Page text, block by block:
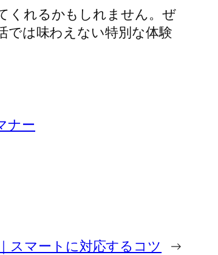
くれるかもしれません。ぜ
では味わえない特別な体験
ナー
スマートに対応するコツ →